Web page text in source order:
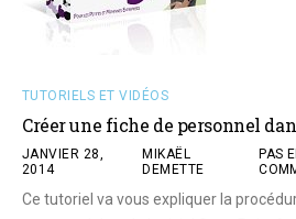
TUTORIELS ET VIDÉOS
Créer une fiche de personnel
JANVIER 28,
2014
MIKAËL
DEMETTE
PAS
Ce tutoriel va vous expliquer la